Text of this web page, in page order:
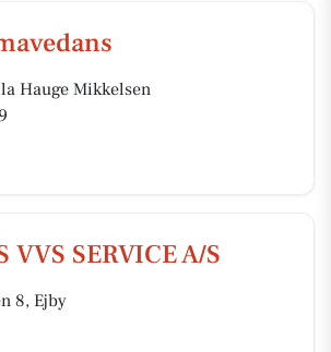
Hauge Mikkelsen
VVS SERVICE A/S
8, Ejby